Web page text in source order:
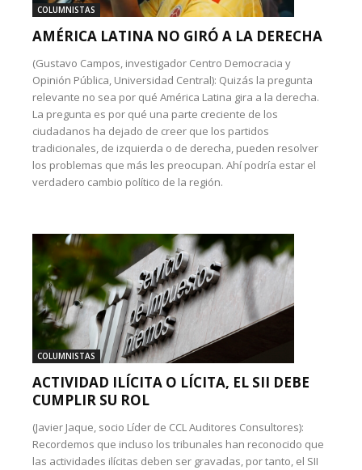
COLUMNISTAS
AMÉRICA LATINA NO GIRÓ A LA DERECHA
(Gustavo Campos, investigador Centro Democracia y
Opinión Pública, Universidad Central): Quizás la pregunta
relevante no sea por qué América Latina gira a la derecha.
La pregunta es por qué una parte creciente de los
ciudadanos ha dejado de creer que los partidos
tradicionales, de izquierda o de derecha, pueden resolver
los problemas que más les preocupan. Ahí podría estar el
verdadero cambio político de la región.
COLUMNISTAS
ACTIVIDAD ILÍCITA O LÍCITA, EL SII DEBE
CUMPLIR SU ROL
(Javier Jaque, socio Líder de CCL Auditores Consultores):
Recordemos que incluso los tribunales han reconocido que
las actividades ilícitas deben ser gravadas, por tanto, el SII